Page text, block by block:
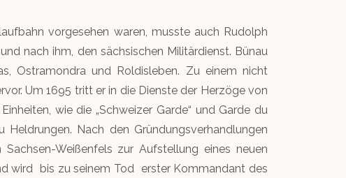
vorgesehen waren, musste auch Rudolph
nach ihm, den sächsischen Militärdienst. Bünau
Ostramondra und Roldisleben. Zu einem nicht
Um 1695 tritt er in die Dienste der Herzöge von
wie die „Schweizer Garde“ und Garde du
Nach den Gründungsverhandlungen
Weißenfels zur Aufstellung eines neuen
wird bis zu seinem Tod erster Kommandant des